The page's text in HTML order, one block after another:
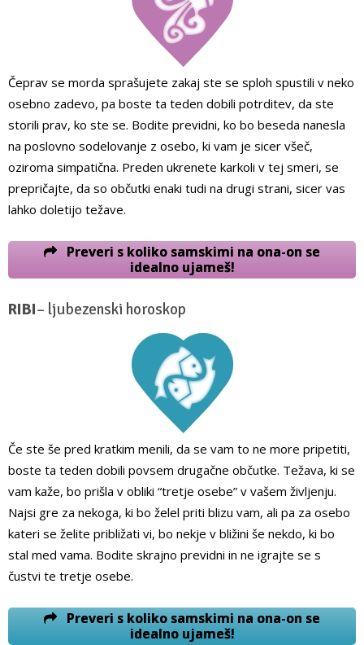
Čeprav se morda sprašujete zakaj ste se sploh spustili v neko
osebno zadevo, pa boste ta teden dobili potrditev, da ste
storili prav, ko ste se. Bodite previdni, ko bo beseda nanesla
na poslovno sodelovanje z osebo, ki vam je sicer všeč,
oziroma simpatična. Preden ukrenete karkoli v tej smeri, se
prepričajte, da so občutki enaki tudi na drugi strani, sicer vas
lahko doletijo težave.
Preveri s koliko samskimi na ona-on se
idealno ujameš!
RIBI– ljubezenski horoskop
Če ste še pred kratkim menili, da se vam to ne more pripetiti,
boste ta teden dobili povsem drugačne občutke. Težava, ki se
vam kaže, bo prišla v obliki “tretje osebe” v vašem življenju.
Najsi gre za nekoga, ki bo želel priti blizu vam, ali pa za osebo
kateri se želite približati vi, bo nekje v bližini še nekdo, ki bo
stal med vama. Bodite skrajno previdni in ne igrajte se s
čustvi te tretje osebe.
Preveri s koliko samskimi na ona-on se
idealno ujameš!